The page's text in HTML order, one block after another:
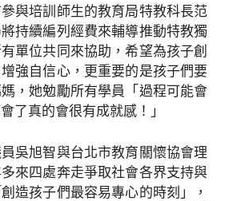
與培訓師生的教育局特教科長范
持續編列經費來輔導推動特教獨
單位共同來協助，希望為孩子創
強自信心，更重要的是孩子們要
，她勉勵所有學員「過程可能會
了真的會很有成就感！」
吳旭智與台北市教育關懷協會理
來四處奔走爭取社會各界支持與
造孩子們最容易專心的時刻」，